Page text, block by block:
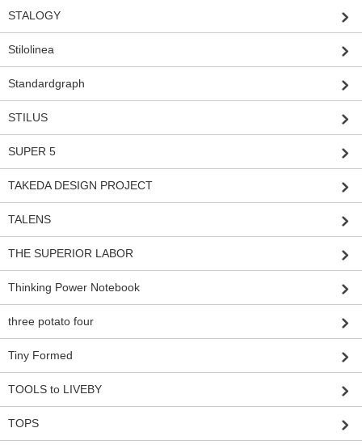
STALOGY
Stilolinea
Standardgraph
STILUS
SUPER 5
TAKEDA DESIGN PROJECT
TALENS
THE SUPERIOR LABOR
Thinking Power Notebook
three potato four
Tiny Formed
TOOLS to LIVEBY
TOPS